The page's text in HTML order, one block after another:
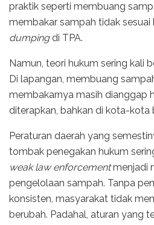
praktik seperti membuang
membakar sampah tidak sesuai
dumpingdi TPA.
Namun, teori hukum sering kali
Di lapangan, membuang
membakarnya masih dianggap
diterapkan, bahkan di kota-kota
Peraturan daerah yang
tombak penegakan hukum
weak law enforcementmenjadi
pengelolaan sampah. Tanpa
konsisten, masyarakat tidak
berubah. Padahal, aturan yang